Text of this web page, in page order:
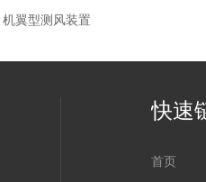
机翼型测风装置
快速
首页